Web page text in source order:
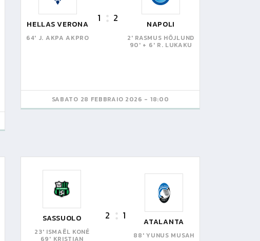
HELLAS VERONA
64' J. AKPA AKPRO
1 2 NAPOLI
2' RASMUS HÖJLUND
90' + 6' R. LUKAKU
SABATO 28 FEBBRAIO 2026 - 18:00
SASSUOLO
23' ISMAËL KONÉ
2 1 ATALANTA
88' YUNUS MUSAH